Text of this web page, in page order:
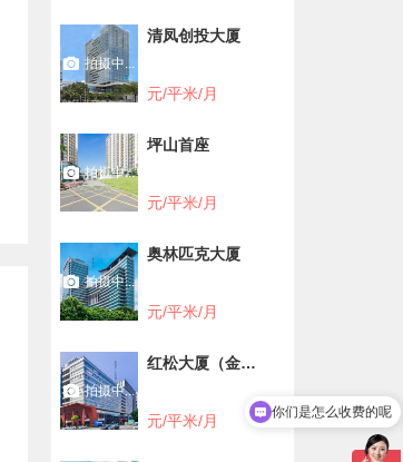
拍摄中...
清凤创投大厦
元/平米/月
拍摄中...
坪山首座
元/平米/月
拍摄中...
奥林匹克大厦
元/平米/月
拍摄中...
红松大厦（金谷
元/平米/月
你们是怎么收费的呢
现在有优惠活动吗